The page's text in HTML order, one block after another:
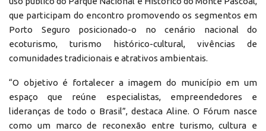
que participam do encontro promovendo os segmentos em
Porto Seguro posicionado-o no cenário nacional do
ecoturismo, turismo histórico-cultural, vivências de
comunidades tradicionais e atrativos ambientais.
“O objetivo é fortalecer a imagem do município em um
espaço que reúne especialistas, empreendedores e
lideranças de todo o Brasil”, destaca Aline. O Fórum nasce
como um marco de reconexão entre turismo, cultura e